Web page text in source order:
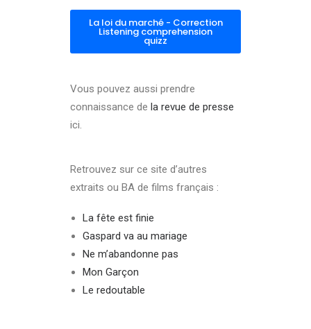
La loi du marché - Correction
Listening comprehension
quizz
Vous pouvez aussi prendre
connaissance de la revue de presse
ici.
Retrouvez sur ce site d’autres
extraits ou BA de films français :
La fête est finie
Gaspard va au mariage
Ne m’abandonne pas
Mon Garçon
Le redoutable